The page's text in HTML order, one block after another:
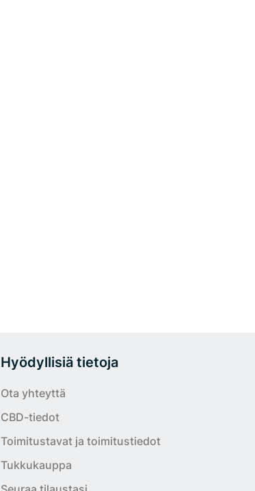
Hyödyllisiä tietoja
Ota yhteyttä
CBD-tiedot
Toimitustavat ja toimitustiedot
Tukkukauppa